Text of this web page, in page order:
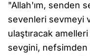
"Allah'ım, senden
sevenleri sevmeyi
ulaştıracak
sevgini,